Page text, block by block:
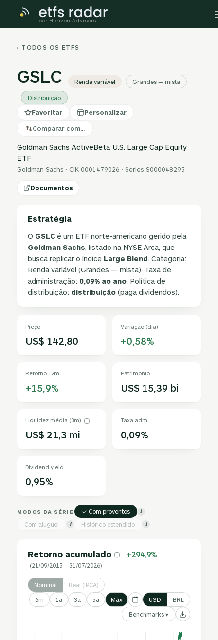
por Horizon Advisors
‹ TODOS OS ETFS
GSLC Renda variável Grandes — mista
Distribuição
Favoritar Personalizar
Comparar com…
Goldman Sachs ActiveBeta U.S. Large Cap Equity
ETF
Goldman Sachs · CIK 0001479026 · Series S000048295
Documentos
Estratégia
O GSLC é um ETF norte-americano gerido pela
Goldman Sachs, listado na NYSE Arca, que
busca replicar o índice Large Blend. Categoria:
Renda variável (Grandes — mista). Taxa de
administração: 0,09% ao ano. Política de
distribuição: distribuição (paga dividendos).
Preço
US$ 142,80
Variação (dia)
+0,58%
Retorno 12m
+15,9%
Patrimônio
US$ 15,39 bi
Liquidez média (3m)
US$ 21,3 mi
Taxa adm.
0,09%
Dividend yield
0,95%
MODOS DA SÉRIE ✓ Com proventos i
Com aluguel i Histórico estendido i
Retorno acumulado +294,9%
(21/09/2015 – 31/07/2026)
Nominal Real (IPCA)
6m 1a 3a 5a Máx USD BRL
Benchmarks ▾